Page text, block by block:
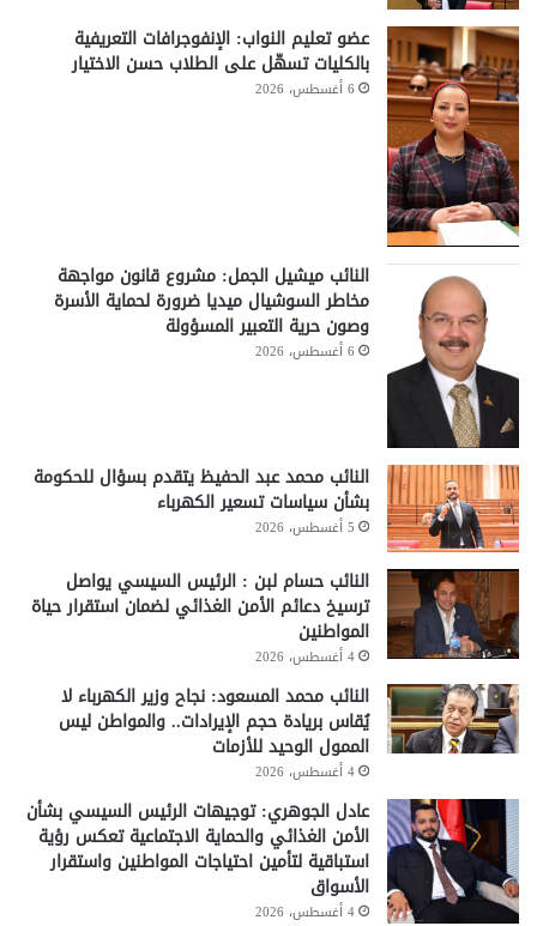
عضو تعليم النواب: الإنفوجرافات التعريفية
بالكليات تسهّل على الطلاب حسن الاختيار
6 أغسطس، 2026
النائب ميشيل الجمل: مشروع قانون مواجهة
مخاطر السوشيال ميديا ضرورة لحماية الأسرة
وصون حرية التعبير المسؤولة
6 أغسطس، 2026
النائب محمد عبد الحفيظ يتقدم بسؤال للحكومة
بشأن سياسات تسعير الكهرباء
5 أغسطس، 2026
النائب حسام لبن : الرئيس السيسي يواصل
ترسيخ دعائم الأمن الغذائي لضمان استقرار حياة
المواطنين
4 أغسطس، 2026
النائب محمد المسعود: نجاح وزير الكهرباء لا
يُقاس بريادة حجم الإيرادات.. والمواطن ليس
الممول الوحيد للأزمات
4 أغسطس، 2026
عادل الجوهري: توجيهات الرئيس السيسي بشأن
الأمن الغذائي والحماية الاجتماعية تعكس رؤية
استباقية لتأمين احتياجات المواطنين واستقرار
الأسواق
4 أغسطس، 2026